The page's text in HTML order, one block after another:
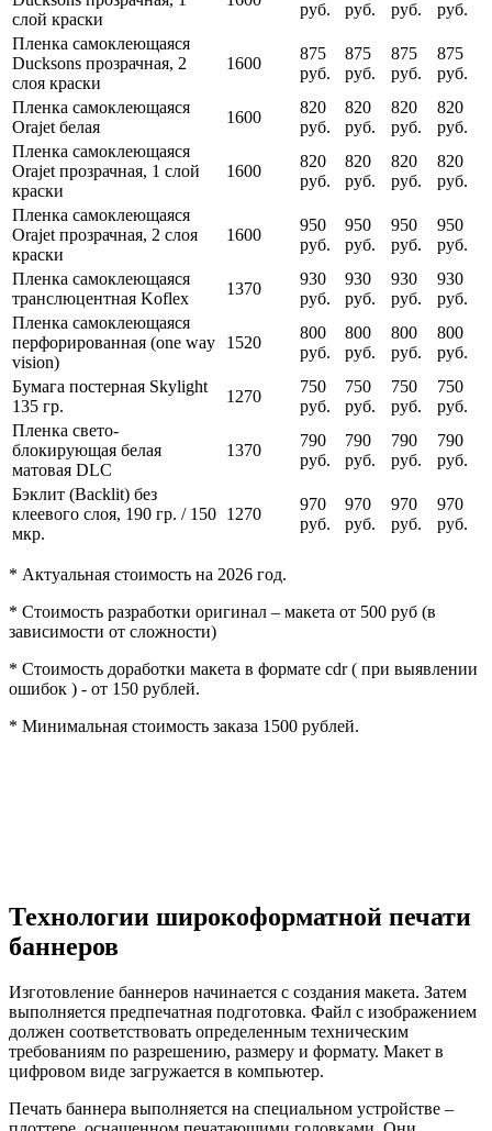
слой краски
руб.
руб.
руб.
руб.
Пленка самоклеющаяся
Ducksons прозрачная, 2
слоя краски
1600
875
руб.
875
руб.
875
руб.
875
руб.
Пленка самоклеющаяся
Orajet белая
1600
820
руб.
820
руб.
820
руб.
820
руб.
Пленка самоклеющаяся
Orajet прозрачная, 1 слой
краски
1600
820
руб.
820
руб.
820
руб.
820
руб.
Пленка самоклеющаяся
Orajet прозрачная, 2 слоя
краски
1600
950
руб.
950
руб.
950
руб.
950
руб.
Пленка самоклеющаяся
транслюцентная Koflex
1370
930
руб.
930
руб.
930
руб.
930
руб.
Пленка самоклеющаяся
перфорированная (one way
vision)
1520
800
руб.
800
руб.
800
руб.
800
руб.
Бумага постерная Skylight
135 гр.
1270
750
руб.
750
руб.
750
руб.
750
руб.
Пленка свето-
блокирующая белая
матовая DLC
1370
790
руб.
790
руб.
790
руб.
790
руб.
Бэклит (Backlit) без
клеевого слоя, 190 гр. / 150
мкр.
1270
970
руб.
970
руб.
970
руб.
970
руб.
* Актуальная стоимость на 2026 год.
* Стоимость разработки оригинал – макета от 500 руб (в
зависимости от сложности)
* Стоимость доработки макета в формате cdr ( при выявлении
ошибок ) - от 150 рублей.
* Минимальная стоимость заказа 1500 рублей.
Технологии широкоформатной печати
баннеров
Изготовление баннеров начинается с создания макета. Затем
выполняется предпечатная подготовка. Файл с изображением
должен соответствовать определенным техническим
требованиям по разрешению, размеру и формату. Макет в
цифровом виде загружается в компьютер.
Печать баннера выполняется на специальном устройстве –